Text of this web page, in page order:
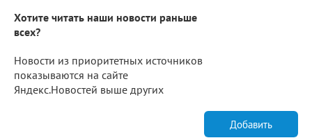
Хотите читать наши новости раньше
всех?
Новости из приоритетных источников
показываются на сайте
Яндекс.Новостей выше других
Добавить